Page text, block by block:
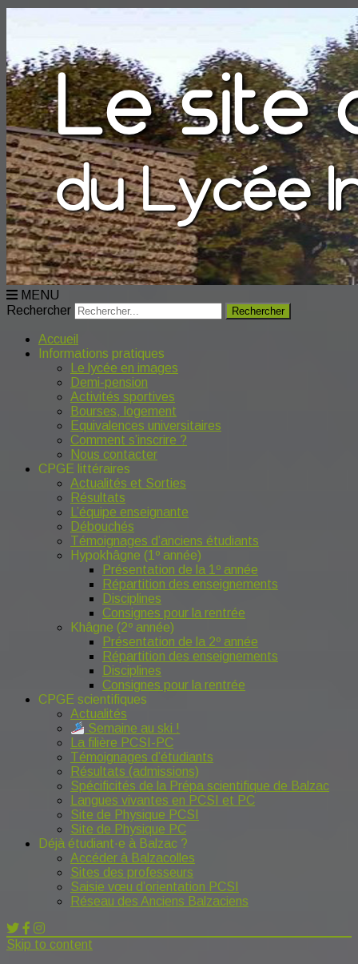
MENU
Rechercher
Accueil
Informations pratiques
Le lycée en images
Demi-pension
Activités sportives
Bourses, logement
Equivalences universitaires
Comment s’inscrire ?
Nous contacter
CPGE littéraires
Actualités et Sorties
Résultats
L’équipe enseignante
Débouchés
Témoignages d’anciens étudiants
Hypokhâgne (1º année)
Présentation de la 1º année
Répartition des enseignements
Disciplines
Consignes pour la rentrée
Khâgne (2º année)
Présentation de la 2º année
Répartition des enseignements
Disciplines
Consignes pour la rentrée
CPGE scientifiques
Actualités
Semaine au ski !
La filière PCSI-PC
Témoignages d’étudiants
Résultats (admissions)
Spécificités de la Prépa scientifique de Balzac
Langues vivantes en PCSI et PC
Site de Physique PCSI
Site de Physique PC
Déjà étudiant·e à Balzac ?
Accéder à Balzacolles
Sites des professeurs
Saisie vœu d’orientation PCSI
Réseau des Anciens Balzaciens
Skip to content